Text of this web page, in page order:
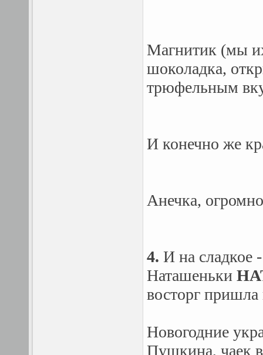
Магнитик (мы
шоколадка,
трюфельным
И конечно же
Анечка,
4. И на сладкое
Наташеньки
восторг пришла
Новогодние
Пушкина, чаек в